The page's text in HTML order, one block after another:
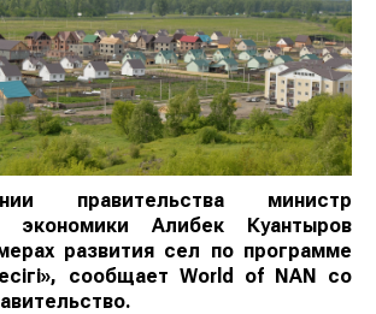
правительства министр
экономики Алибек Куантыров
развития сел по программе
сообщает World of NAN со